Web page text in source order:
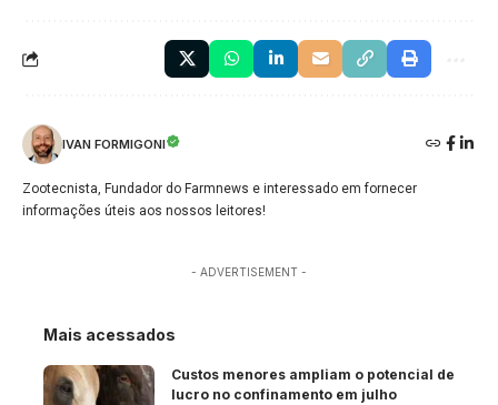
IVAN FORMIGONI
Zootecnista, Fundador do Farmnews e interessado em fornecer
informações úteis aos nossos leitores!
- ADVERTISEMENT -
Mais acessados
Custos menores ampliam o potencial de
lucro no confinamento em julho